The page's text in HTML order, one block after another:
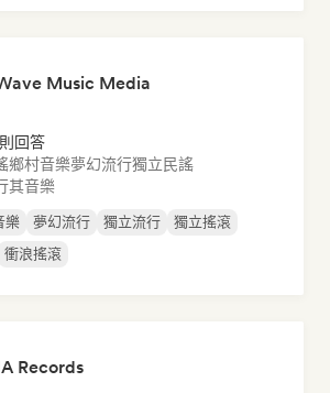
Music Media
回答
鄉村音樂夢幻流行獨立民謠
其音樂
樂 夢幻流行 獨立流行
獨立搖滾
衝浪搖滾
Records